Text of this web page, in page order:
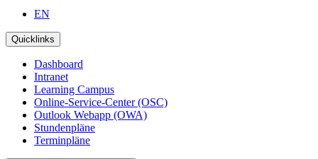
EN
Quicklinks
Dashboard
Intranet
Learning Campus
Online-Service-Center (OSC)
Outlook Webapp (OWA)
Stundenpläne
Terminpläne